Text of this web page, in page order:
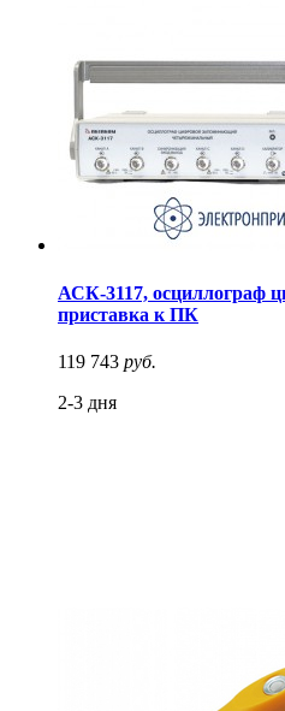
АСК-3117, осциллограф
приставка к ПК
119 743 руб.
2-3 дня